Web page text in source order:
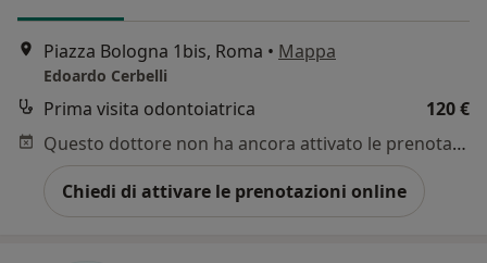
Piazza Bologna 1bis, Roma • Mappa
Edoardo Cerbelli
Prima visita odontoiatrica
120 €
Questo dottore non ha ancora attivato le prenotazioni online presso questo indirizzo.
Chiedi di attivare le prenotazioni online